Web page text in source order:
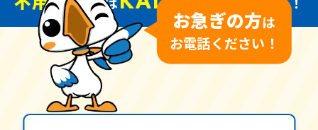
お急ぎの方は
お電話ください！